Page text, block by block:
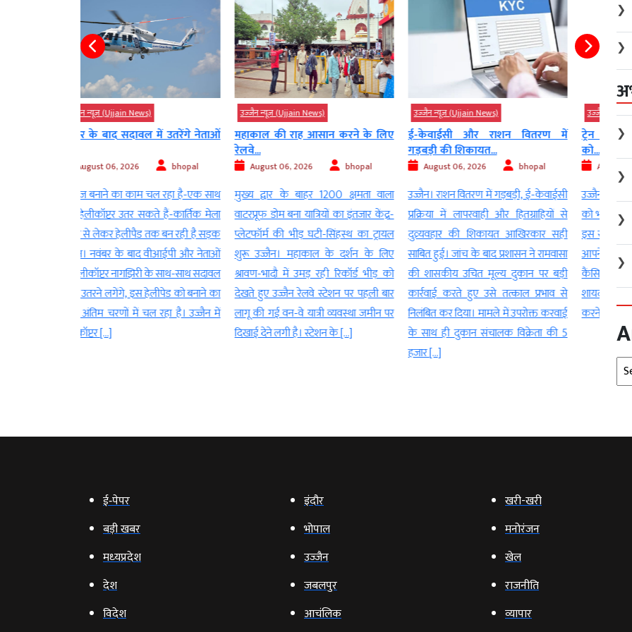
उज्‍जैन न्यूज़ (Ujjain News)
महाकाल की राह आसान करने के लिए
August 06, 2026
मुख्य द्वार के बाहर 1200 क्षमता वाला
वाटरप्रूफ डोम बना यात्रियों का इंतजार केंद्र-
प्लेटफॉर्म की भीड़ घटी-सिंहस्थ का ट्रायल
शुरू उज्जैन। महाकाल के दर्शन के लिए
श्रावण-भादौ में उमड़ रही रिकॉर्ड भीड़ को
देखते हुए उज्जैन रेलवे स्टेशन पर पहली बार
लागू की गई वन-वे यात्री व्यवस्था जमीन पर
दिखाई देने लगी है। स्टेशन के […]
उज्‍जैन न्यूज़ (Ujjain News)
ई-केवाईसी और राशन वितरण में
August 06, 2026
उज्जैन। राशन वितरण में गड़बड़ी, ई-केवाईसी
प्रक्रिया में लापरवाही और हितग्राहियों से
दुव्र्यवहार की शिकायत आखिरकार सही
साबित हुई। जांच के बाद प्रशासन ने रामवासा
की शासकीय उचित मूल्य दुकान पर बड़ी
कार्रवाई करते हुए उसे तत्काल प्रभाव से
निलंबित कर दिया। मामले में उपरोक्त करवाई
के साथ ही दुकान संचालक विक्रेता की 5
उज्‍जैन न्यूज़ (Ujjain News)
ट्रेन के एसी कोच में आरएसी यात्रियों
को...
August 06, 2026
उज्जैन। ट्रेन के एसी कोच में आरएसी यात्रियों
को भी पूरा बेडरोल किट मिलेगा। रेलवे बोर्ड ने
इस संबंध में आदेश जारी कर दिए हैं। अगर
आपने कभी ट्रेन में आरएसी (रिजर्वेशन अगेंस्ट
कैंसिलेशन) टिकट पर सफर किया होगा, तो
शायद एक सीट दो यात्रियों के साथ साझा
करने की परेशानी का सामना करना पड़ा […]
आज
❯
❯
❯
❯
❯
❯
ई‑पेपर
बड़ी खबर
मध्‍यप्रदेश
देश
विदेश
इंदौर
भोपाल
उज्‍जैन
जबलपुर
आचंलिक
खरी-खरी
मनोरंजन
खेल
राजनीति
व्‍यापार